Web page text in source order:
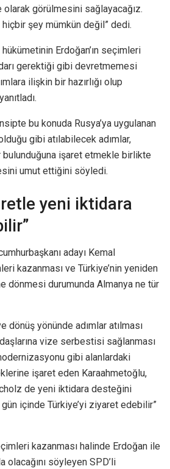
görülmesini sağlayacağız.
şey mümkün değil” dedi.
Erdoğan’ın seçimleri
gerektiği gibi devretmemesi
ilişkin bir hazırlığı olup
bu konuda Rusya’ya uygulanan
gibi atılabilecek adımlar,
işaret etmekle birlikte
umut ettiğini söyledi.
yeni iktidara
adayı Kemal
kazanması ve Türkiye’nin yeniden
dönmesi durumunda Almanya ne tür
dönüş yönünde adımlar atılması
vize serbestisi sağlanması
gibi alanlardaki
işaret eden Karaahmetoğlu,
de yeni iktidara desteğini
içinde Türkiye’yi ziyaret edebilir”
kazanması halinde Erdoğan ile
olacağını söyleyen SPD’li